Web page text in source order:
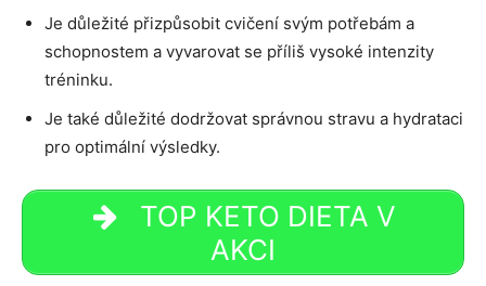
Je důležité přizpůsobit cvičení svým potřebám a
schopnostem a vyvarovat se příliš vysoké intenzity
tréninku.
Je také důležité dodržovat správnou stravu a hydrataci
pro optimální výsledky.
TOP KETO DIETA V
AKCI